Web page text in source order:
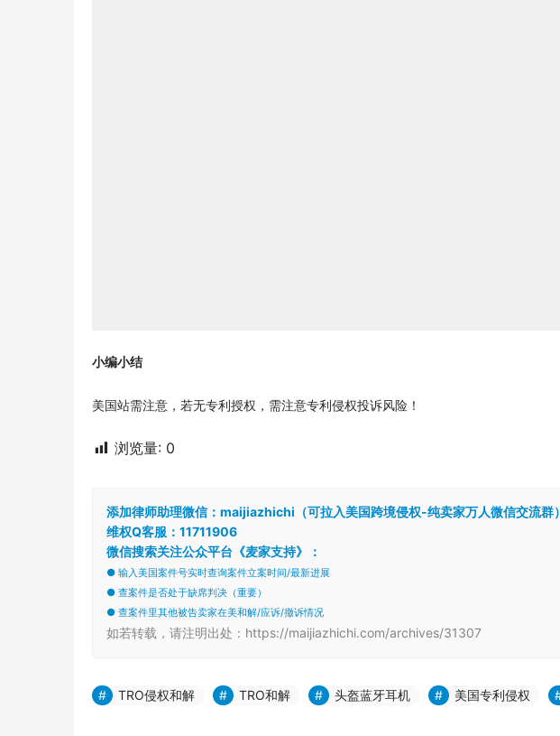
小编小结
美国站需注意，若无专利授权，需注意专利侵权投诉风险！
浏览量: 0
添加律师助理微信：maijiazhichi（可拉入美国跨境侵权-纯卖家万人微信交流群）
维权Q客服：11711906
微信搜索关注公众平台《麦家支持》：
● 输入美国案件号实时查询案件立案时间/最新进展
● 查案件是否处于缺席判决（重要）
● 查案件里其他被告卖家在美和解/应诉/撤诉情况
如若转载，请注明出处：https://maijiazhichi.com/archives/31307
TRO侵权和解 TRO和解 头盔蓝牙耳机 美国专利侵权